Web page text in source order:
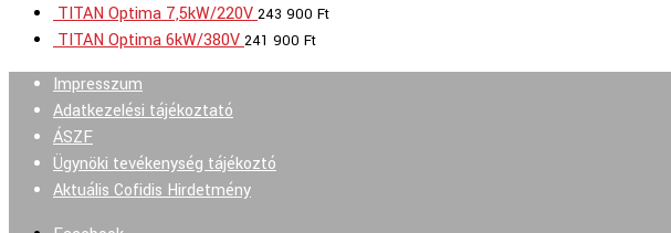
TITAN Optima 7,5kW/220V 243 900 Ft
TITAN Optima 6kW/380V 241 900 Ft
Impresszum
Adatkezelési tájékoztató
ÁSZF
Ügynöki tevékenység tájékoztó
Aktuális Cofidis Hirdetmény